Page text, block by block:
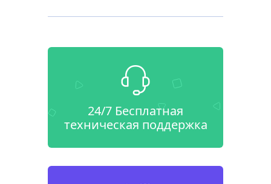
24/7 Бесплатная
техническая поддержка